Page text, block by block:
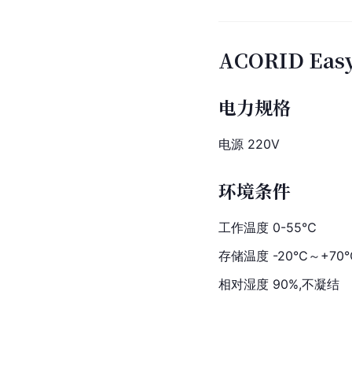
ACORID
电力规格
电源 220V
环境条件
工作温度 0-55℃
存储温度 -20℃～
相对湿度 90%,不凝结